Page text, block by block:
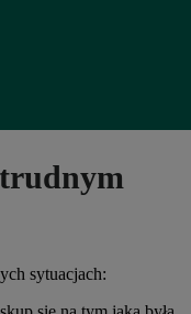
sytuacjach: